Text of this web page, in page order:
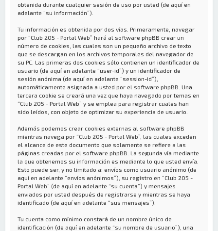
obtenida durante cualquier sesión de uso por usted (de aquí en
adelante “su información”).
Tu información es obtenida por dos vías. Primeramente, navegar
por “Club 205 - Portal Web” hará al software phpBB crear un
número de cookies, las cuales son un pequeño archivo de texto
que se descargan en los archivos temporales del navegador de
su PC. Las primeras dos cookies sólo contienen un identificador de
usuario (de aquí en adelante “user-id”) y un identificador de
sesión anónima (de aquí en adelante “session-id”),
automáticamente asignada a usted por el software phpBB. Una
tercera cookie se creará una vez que haya navegado por temas en
“Club 205 - Portal Web” y se emplea para registrar cuales han
sido leídos, con objeto de optimizar su experiencia de usuario.
Además podemos crear cookies externas al software phpBB
mientras navega por “Club 205 - Portal Web”, las cuales exceden
el alcance de este documento que solamente se refiere a las
páginas creadas por el software phpBB. La segunda vía mediante
la que obtenemos su información es mediante lo que usted envía.
Esto puede ser, y no limitado a: envíos como usuario anónimo (de
aquí en adelante “envíos anónimos”), su registro en “Club 205 -
Portal Web” (de aquí en adelante “su cuenta”) y mensajes
enviados por usted después de registrarse y mientras se haya
identificado (de aquí en adelante “sus mensajes”).
Tu cuenta como mínimo constará de un nombre único de
identificación (de aquí en adelante “su nombre de usuario”), una